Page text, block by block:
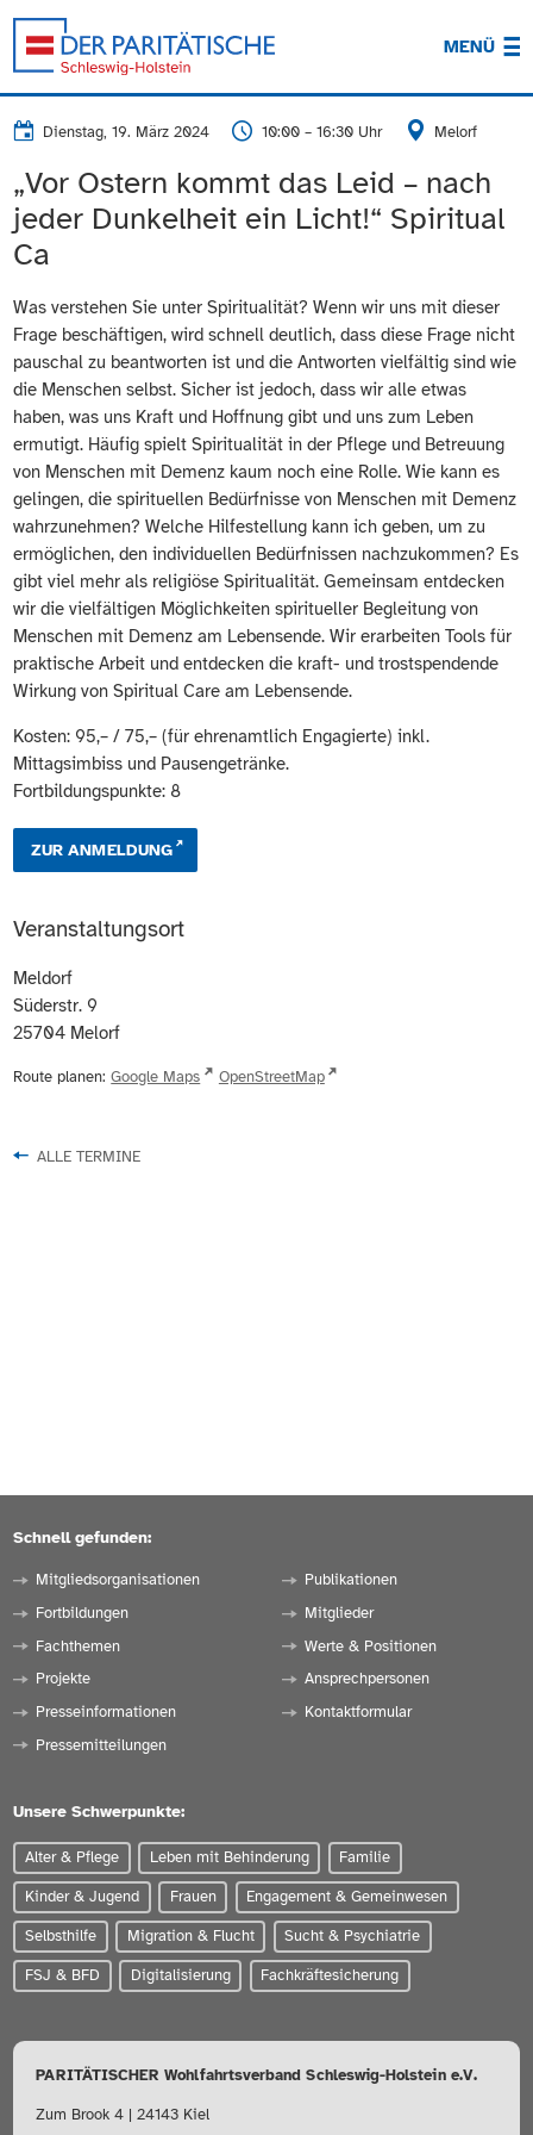
MENÜ
Dienstag, 19. März 2024 10:00 – 16:30 Uhr Melorf
„Vor Ostern kommt das Leid – nach
jeder Dunkelheit ein Licht!“ Spiritual
Ca
Was verstehen Sie unter Spiritualität? Wenn wir uns mit dieser
Frage beschäftigen, wird schnell deutlich, dass diese Frage nicht
pauschal zu beantworten ist und die Antworten vielfältig sind wie
die Menschen selbst. Sicher ist jedoch, dass wir alle etwas
haben, was uns Kraft und Hoffnung gibt und uns zum Leben
ermutigt. Häufig spielt Spiritualität in der Pflege und Betreuung
von Menschen mit Demenz kaum noch eine Rolle. Wie kann es
gelingen, die spirituellen Bedürfnisse von Menschen mit Demenz
wahrzunehmen? Welche Hilfestellung kann ich geben, um zu
ermöglichen, den individuellen Bedürfnissen nachzukommen? Es
gibt viel mehr als religiöse Spiritualität. Gemeinsam entdecken
wir die vielfältigen Möglichkeiten spiritueller Begleitung von
Menschen mit Demenz am Lebensende. Wir erarbeiten Tools für
praktische Arbeit und entdecken die kraft- und trostspendende
Wirkung von Spiritual Care am Lebensende.
Kosten: 95,– / 75,– (für ehrenamtlich Engagierte) inkl.
Mittagsimbiss und Pausengetränke.
Fortbildungspunkte: 8
ZUR ANMELDUNG
Veranstaltungsort
Meldorf
Süderstr. 9
25704 Melorf
Route planen: Google Maps OpenStreetMap
ALLE TERMINE
Schnell gefunden:
Mitgliedsorganisationen
Fortbildungen
Fachthemen
Projekte
Presseinformationen
Pressemitteilungen
Publikationen
Mitglieder
Werte & Positionen
Ansprechpersonen
Kontaktformular
Unsere Schwerpunkte:
Alter & Pflege Leben mit Behinderung Familie
Kinder & Jugend Frauen Engagement & Gemeinwesen
Selbsthilfe Migration & Flucht Sucht & Psychiatrie
FSJ & BFD Digitalisierung Fachkräftesicherung
PARITÄTISCHER Wohlfahrtsverband Schleswig-Holstein e.V.
Zum Brook 4 | 24143 Kiel